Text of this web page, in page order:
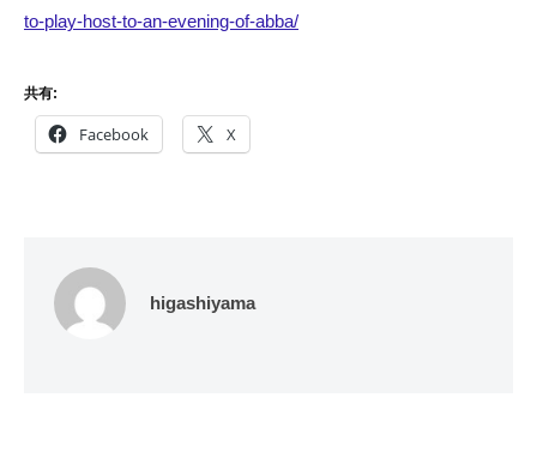
to-play-host-to-an-evening-of-abba/
共有:
Facebook X
higashiyama